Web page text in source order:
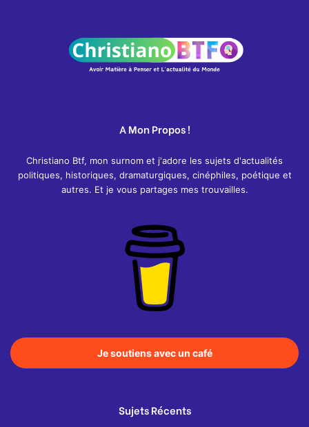
A Mon Propos !
Christiano Btf, mon surnom et j'adore les sujets d'actualités
politiques, historiques, dramaturgiques, cinéphiles, poétique et
autres. Et je vous partages mes trouvailles.
Je soutiens avec un café
Sujets Récents